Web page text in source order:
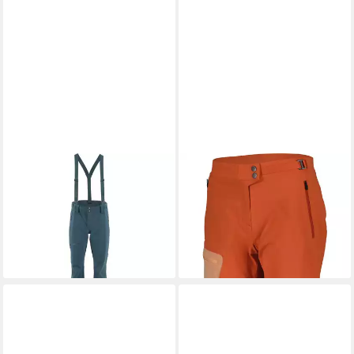
Skihose Pants W's
UVP 269,95 €
SCOTT
Funktionsshorts
Shorts W's Explorair Light
46,95 €
UVP
-33%